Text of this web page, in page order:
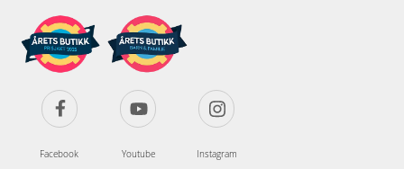
Facebook Youtube Instagram